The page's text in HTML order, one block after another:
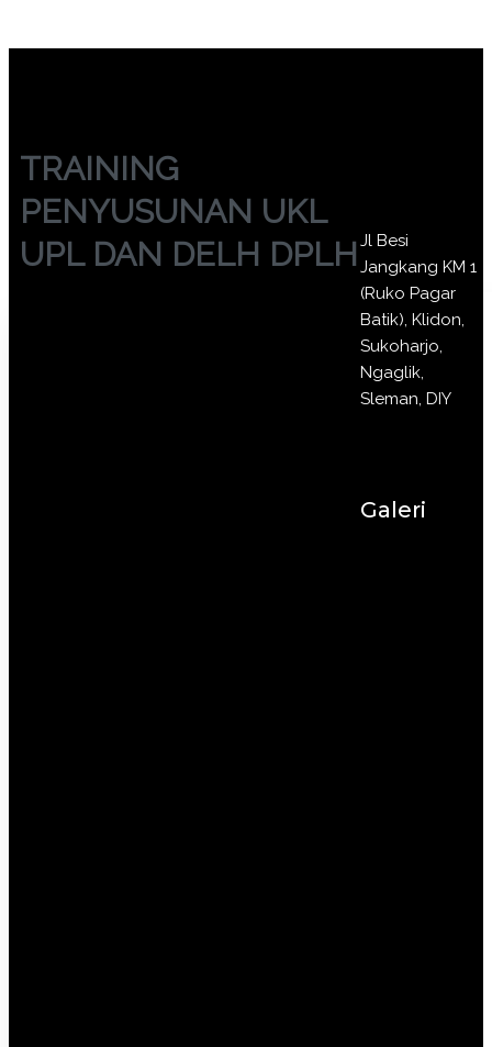
TRAINING
PENYUSUNAN UKL
UPL DAN DELH DPLH Jl Besi
Jangkang KM 1
(Ruko Pagar
Batik), Klidon,
Sukoharjo,
Ngaglik,
Sleman, DIY
Galeri